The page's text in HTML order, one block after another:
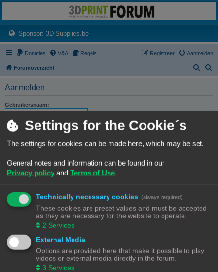
Het 3D print forum van de Benelux na de sluiting van 3dprintforum.nl
Sponsor: 3D Supplies.be(Opens a new tab)
Donaties V&A Regels Aanmelden
Registreer
Forumoverzicht
Aanmelden
Gebruikersnaam:
Wachtwoord:
Ik ben mijn wachtwoord vergeten
Onthouden
REGISTREER
Om je te kunnen aanmelden, moet je geregistreerd zijn. Registratie neemt
enkele minuten in beslag, maar geeft je extra mogelijkheden. De
forumbeheerder kan ook extra permissies toestaan aan geregistreerde
gebruikers. Lees voor registratie onze gebruiksvoorwaarden en het
bijbehorend beleid. Bekijk ook de regels als je gebruik maakt van het forum.
Settings for the Cookie´s
The settings for cookies can be made here, which may be set.
General notes and information can be found in our
Privacy policy and Terms of Use.
Technically necessary cookies (always required)
These cookies are preset values and must be accepted
as they are necessary for the website to operate.
2 Services
External Media
Options are provided here that make it possible to play
videos or external media directly in the forum.
3 Services